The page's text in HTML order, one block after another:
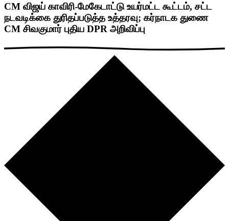
CM விஜய் காவிரி-மேகேடாட்டு உயர்மட்ட கூட்டம், சட்ட
நடவடிக்கை துரிதப்படுத்த உத்தரவு; கர்நாடக துணை
CM சிவகுமார் புதிய DPR அறிவிப்பு